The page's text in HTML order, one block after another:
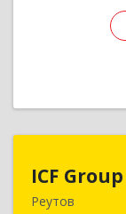
ICF Group
Реутов
143965,